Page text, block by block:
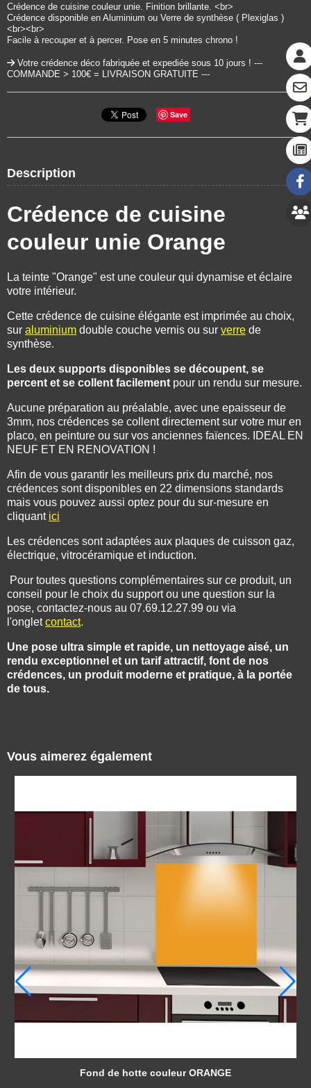
Crédence de cuisine couleur unie. Finition brillante. <br>
Crédence disponible en Aluminium ou Verre de synthèse ( Plexiglas )
<br><br>
Facile à recouper et à percer. Pose en 5 minutes chrono !
Votre crédence déco fabriquée et expediée sous 10 jours ! ---
COMMANDE > 100€ = LIVRAISON GRATUITE ---
Save
Description
Crédence de cuisine
couleur unie Orange
La teinte "Orange" est une couleur qui dynamise et éclaire
votre intérieur.
Cette crédence de cuisine élégante est imprimée au choix,
sur aluminium double couche vernis ou sur verre de
synthèse.
Les deux supports disponibles se découpent, se
percent et se collent facilement pour un rendu sur mesure.
Aucune préparation au préalable, avec une epaisseur de
3mm, nos crédences se collent directement sur votre mur en
placo, en peinture ou sur vos anciennes faïences. IDEAL EN
NEUF ET EN RENOVATION !
Afin de vous garantir les meilleurs prix du marché, nos
crédences sont disponibles en 22 dimensions standards
mais vous pouvez aussi optez pour du sur-mesure en
cliquant ici
Les crédences sont adaptées aux plaques de cuisson gaz,
électrique, vitrocéramique et induction.
Pour toutes questions complémentaires sur ce produit, un
conseil pour le choix du support ou une question sur la
pose, contactez-nous au 07.69.12.27.99 ou via
l'ongletcontact.
Une pose ultra simple et rapide, un nettoyage aisé, un
rendu exceptionnel et un tarif attractif, font de nos
crédences, un produit moderne et pratique, à la portée
de tous.
Vous aimerez également
Fond de hotte couleur ORANGE